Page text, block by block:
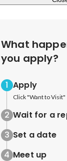
What
you apply?
Apply
Click "Want to Visit"
Wait for a
Set a date
Meet up